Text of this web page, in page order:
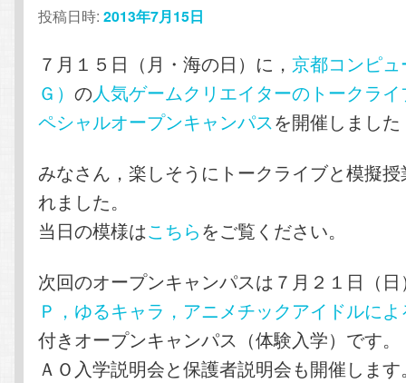
投稿日時:2013年7月15日
７月１５日（月・海の日）に， 京都コンピ
Ｇ）の人気ゲームクリエイターのトークラ
ペシャルオープンキャンパスを開催しました
みなさん，楽しそうにトークライブと模擬
れました。
当日の模様はこちらをご覧ください。
次回のオープンキャンパスは７月２１日（
Ｐ，ゆるキャラ，アニメチックアイドルに
付きオープンキャンパス（体験入学）です。
ＡＯ入学説明会と保護者説明会も開催します